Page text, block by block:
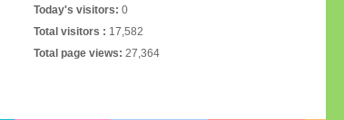
Today's visitors: 0
Total visitors : 17,582
Total page views: 27,364